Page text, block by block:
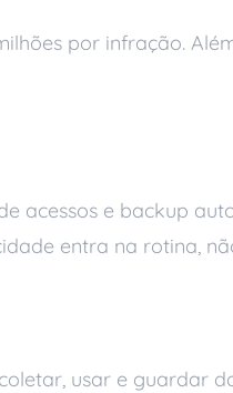
por infração.
acessos e backup
entra na rotina,
usar e guardar